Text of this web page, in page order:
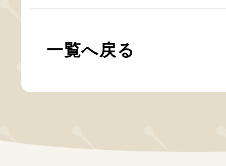
一覧へ戻る